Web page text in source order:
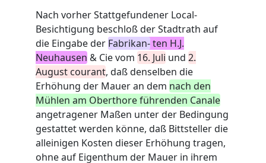
Nach vorher Stattgefundener Local-
Besichtigung beschloß der Stadtrath auf
die Eingabe der Fabrikan- ten H.J.
Neuhausen & Cie vom 16. Juli und2.
August courant, daß denselben die
Erhöhung der Mauer an dem nach den
Mühlen am Oberthore führenden Canale
angetragener Maßen unter der Bedingung
gestattet werden könne, daß Bittsteller die
alleinigen Kosten dieser Erhöhung tragen,
ohne auf Eigenthum der Mauer in ihrem